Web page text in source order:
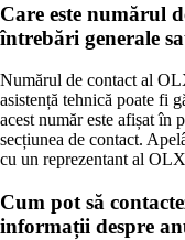
Care este numărul
întrebări generale
Numărul de contact al
asistență tehnică poate fi
acest număr este afișat în
secțiunea de contact.
cu un reprezentant al
Cum pot să
informații despre